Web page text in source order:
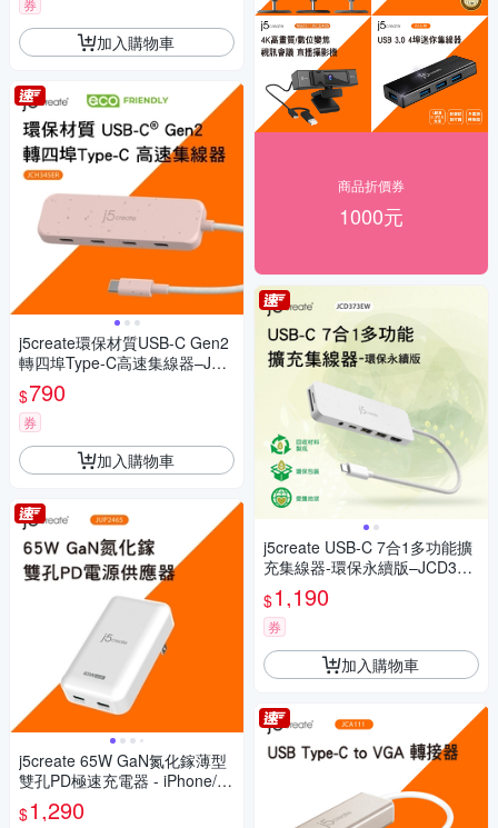
券
加入購物車
j5create環保材質USB-C Gen2
轉四埠Type-C高速集線器–JCH
345ER(晚霞粉)
$790
券
加入購物車
j5create 65W GaN氮化鎵薄型
雙孔PD極速充電器 - iPhone/安
卓手機/筆電/遊戲機 - JUP2465
$1,290
商品折價券
1000元
j5create USB-C 7合1多功能擴
充集線器-環保永續版–JCD373
EW(自然白)
$1,190
券
加入購物車